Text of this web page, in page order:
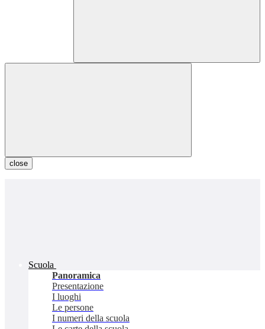
close
Scuola
Panoramica
Presentazione
I luoghi
Le persone
I numeri della scuola